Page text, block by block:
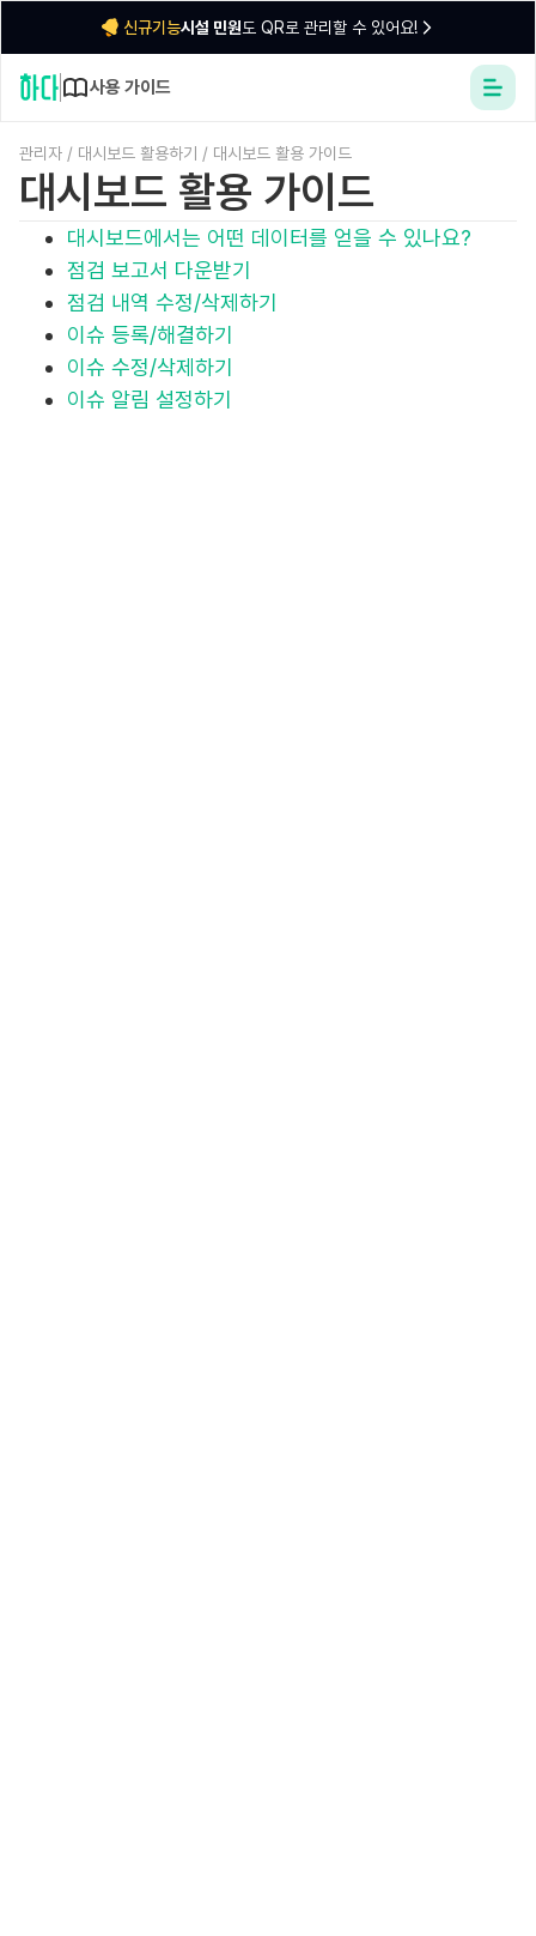
신규기능시설 민원도 QR로 관리할 수 있어요!
사용 가이드
관리자 / 대시보드 활용하기 / 대시보드 활용 가이드
대시보드 활용 가이드
대시보드에서는 어떤 데이터를 얻을 수 있나요?
점검 보고서 다운받기
점검 내역 수정/삭제하기
이슈 등록/해결하기
이슈 수정/삭제하기
이슈 알림 설정하기